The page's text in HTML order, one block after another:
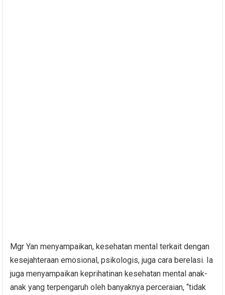
Mgr Yan menyampaikan, kesehatan mental terkait dengan
kesejahteraan emosional, psikologis, juga cara berelasi. Ia
juga menyampaikan keprihatinan kesehatan mental anak-
anak yang terpengaruh oleh banyaknya perceraian, “tidak